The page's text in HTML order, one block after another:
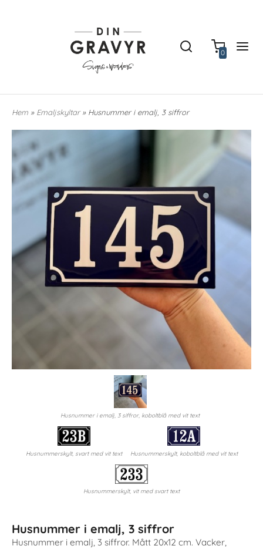
0
Hem » Emaljskyltar» Husnummer i emalj, 3 siffror
Husnummer i emalj, 3 siffror, koboltblå med vit text
Husnummerskylt, svart med vit text Husnummerskylt, koboltblå med vit text
Husnummerskylt, vit med svart text
Husnummer i emalj, 3 siffror
Husnummer i emalj, 3 siffror. Mått 20x12 cm. Vacker,